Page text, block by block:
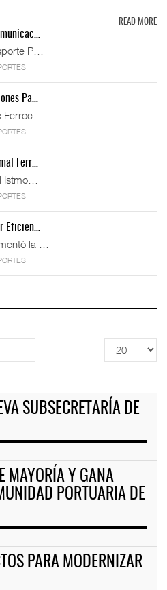
READ MORE
P…
Pa…
Ferroc…
Ferr…
Istmo…
Eficien…
la …
Cantidad
a
SUBSECRETARÍA DE
MAYORÍA Y GANA
PORTUARIA DE
PARA MODERNIZAR